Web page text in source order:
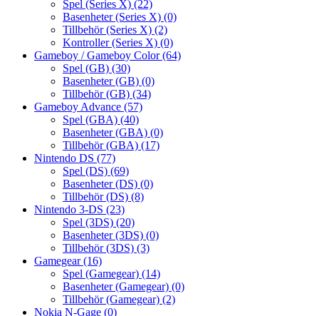
Spel (Series X) (22)
Basenheter (Series X) (0)
Tillbehör (Series X) (2)
Kontroller (Series X) (0)
Gameboy / Gameboy Color(64)
Spel (GB) (30)
Basenheter (GB) (0)
Tillbehör (GB) (34)
Gameboy Advance (57)
Spel (GBA) (40)
Basenheter (GBA) (0)
Tillbehör (GBA) (17)
Nintendo DS (77)
Spel (DS) (69)
Basenheter (DS) (0)
Tillbehör (DS) (8)
Nintendo 3-DS (23)
Spel (3DS) (20)
Basenheter (3DS) (0)
Tillbehör (3DS) (3)
Gamegear(16)
Spel (Gamegear) (14)
Basenheter (Gamegear) (0)
Tillbehör (Gamegear) (2)
Nokia N-Gage (0)